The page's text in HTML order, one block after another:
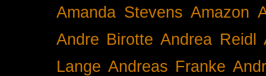
Amanda Stevens Amazon
Andre Birotte Andrea Reidl
Lange Andreas Franke